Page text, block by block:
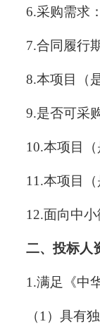
6.采购需求
7.合同履行
8.本项目（
9.是否可采
10.本项目
11.本项目
12.面向中
二、投标人
1.满足《中
（1）具有